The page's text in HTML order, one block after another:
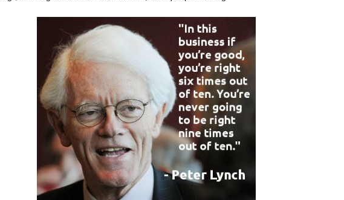
lĩnh vực đầu tư này, nếu anh giỏi, anh sẽ đúng được 6 lần trên 10
được 9 lần trên 10 lần cả.”
tôi nhận thấy rằng chỉ cần 1 hoặc 2 lần ta “rất” đúng thôi, hay còn
gang”, thì cũng đủ để có thể làm nên một kết quả phi thường!